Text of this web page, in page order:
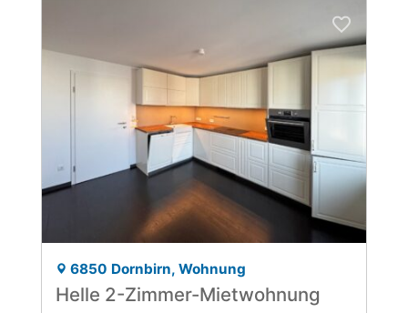
6850 Dornbirn, Wohnung
Helle 2-Zimmer-Mietwohnung